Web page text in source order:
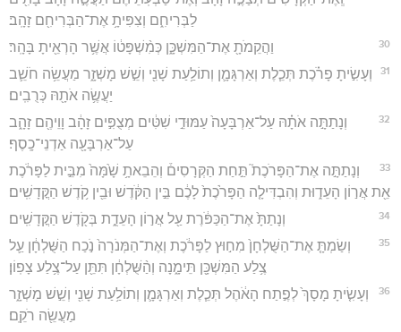
לַבְּרִיחִ֑ם וְצִפִּיתָ֥ אֶת־הַבְּרִיחִ֖ם זָהָֽב׃
30 וַהֲקֵמֹתָ֖ אֶת־הַמִּשְׁכָּ֑ן כְּמִ֨שְׁפָּט֔וֹ אֲשֶׁ֥ר הָרְאֵ֖יתָ בָּהָֽר׃
31
וְעָשִׂ֣יתָ פָרֹ֗כֶת תְּכֵ֧לֶת וְאַרְגָּמָ֛ן וְתוֹלַ֥עַת שָׁנִ֖י וְשֵׁ֣שׁ מָשְׁזָ֑ר מַעֲשֵׂ֥ה חֹשֵׁ֛ב
יַעֲשֶׂ֥ה אֹתָ֖הּ כְּרֻבִֽים׃
32
וְנָתַתָּ֣ה אֹתָ֗הּ עַל־אַרְבָּעָה֙ עַמּוּדֵ֣י שִׁטִּ֔ים מְצֻפִּ֣ים זָהָ֔ב וָוֵיהֶ֖ם זָהָ֑ב
עַל־אַרְבָּעָ֖ה אַדְנֵי־כָֽסֶף׃
33
וְנָתַתָּ֣ה אֶת־הַפָּרֹכֶת֮ תַּ֣חַת הַקְּרָסִים֒ וְהֵבֵאתָ֥ שָׁ֙מָּה֙ מִבֵּ֣ית לַפָּרֹ֔כֶת
אֵ֖ת אֲר֣וֹן הָעֵד֑וּת וְהִבְדִּילָ֤ה הַפָּרֹ֙כֶת֙ לָכֶ֔ם בֵּ֣ין הַקֹּ֔דֶשׁ וּבֵ֖ין קֹ֥דֶשׁ הַקֳּדָשִֽׁים׃
34 וְנָתַתָּ֙ אֶת־הַכַּפֹּ֔רֶת עַ֖ל אֲר֣וֹן הָעֵדֻ֑ת בְּקֹ֖דֶשׁ הַקֳּדָשִֽׁים׃
35
וְשַׂמְתָּ֤ אֶת־הַשֻּׁלְחָן֙ מִח֣וּץ לַפָּרֹ֔כֶת וְאֶת־הַמְּנֹרָה֙ נֹ֣כַח הַשֻּׁלְחָ֔ן עַ֛ל
צֶ֥לַע הַמִּשְׁכָּ֖ן תֵּימָ֑נָה וְהַ֨שֻּׁלְחָ֔ן תִּתֵּ֖ן עַל־צֶ֥לַע צָפֽוֹן׃
36
וְעָשִׂ֤יתָ מָסָךְ֙ לְפֶ֣תַח הָאֹ֔הֶל תְּכֵ֧לֶת וְאַרְגָּמָ֛ן וְתוֹלַ֥עַת שָׁנִ֖י וְשֵׁ֣שׁ מָשְׁזָ֑ר
מַעֲשֵׂ֖ה רֹקֵֽם׃